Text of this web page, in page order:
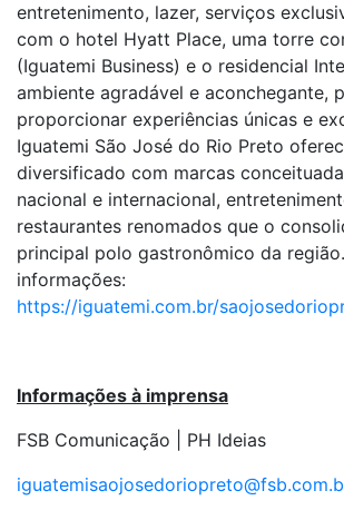
entretenimento, lazer, serviços
com o hotel Hyatt Place, uma torre
(Iguatemi Business) e o residencial
ambiente agradável e aconchegante,
proporcionar experiências únicas e
Iguatemi São José do Rio Preto
diversificado com marcas
nacional e internacional,
restaurantes renomados que o
principal polo gastronômico da
informações:
https://iguatemi.com.br/
Informações à imprensa
FSB Comunicação | PH Ideias